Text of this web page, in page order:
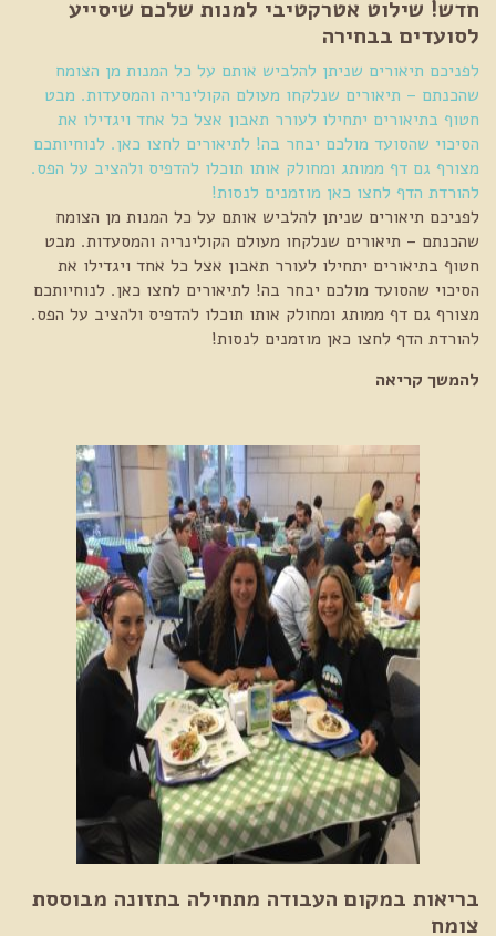
חדש! שילוט אטרקטיבי למנות שלכם שיסייע
לסועדים בבחירה
לפניכם תיאורים שניתן להלביש אותם על כל המנות מן הצומח
שהכנתם – תיאורים שנלקחו מעולם הקולינריה והמסעדות. מבט
חטוף בתיאורים יתחילו לעורר תאבון אצל כל אחד ויגדילו את
הסיכוי שהסועד מולכם יבחר בה! לתיאורים לחצו כאן. לנוחיותכם
מצורף גם דף ממותג ומחולק אותו תוכלו להדפיס ולהציב על הפס.
להורדת הדף לחצו כאן מוזמנים לנסות!
לפניכם תיאורים שניתן להלביש אותם על כל המנות מן הצומח
שהכנתם – תיאורים שנלקחו מעולם הקולינריה והמסעדות. מבט
חטוף בתיאורים יתחילו לעורר תאבון אצל כל אחד ויגדילו את
הסיכוי שהסועד מולכם יבחר בה! לתיאורים לחצו כאן. לנוחיותכם
מצורף גם דף ממותג ומחולק אותו תוכלו להדפיס ולהציב על הפס.
להורדת הדף לחצו כאן מוזמנים לנסות!
להמשך קריאה
בריאות במקום העבודה מתחילה בתזונה מבוססת
צומח